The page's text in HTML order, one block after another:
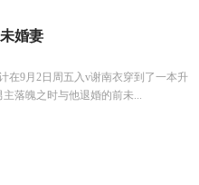
婚妻
在9月2日周五入v谢南衣穿到了一本升
落魄之时与他退婚的前未...